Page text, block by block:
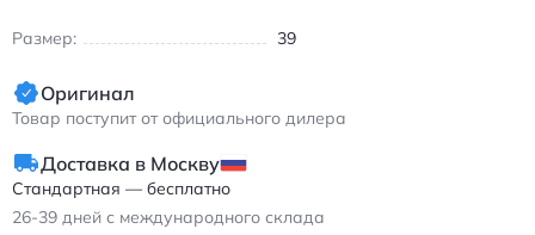
Размер: 39
Оригинал
Товар поступит от официального дилера
Доставка в Москву
Стандартная — бесплатно
26-39 дней с международного склада